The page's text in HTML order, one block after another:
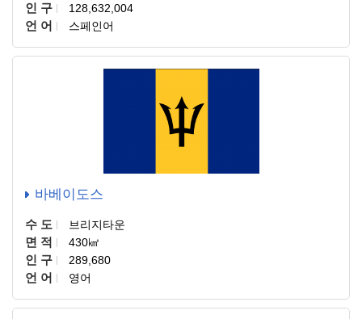
인 구 128,632,004
언 어 스페인어
바베이도스
수 도 브리지타운
면 적 430㎢
인 구 289,680
언 어 영어